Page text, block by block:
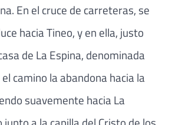
En el cruce de carreteras, se
hacia Tineo, y en ella, justo
de La Espina, denominada
el camino la abandona hacia la
suavemente hacia La